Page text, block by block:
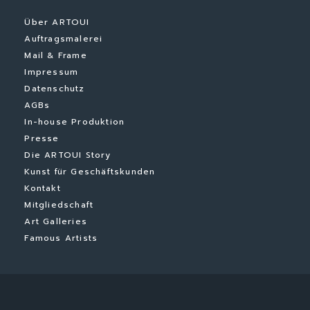
Über ARTOUI
Auftragsmalerei
Mail & Frame
Impressum
Datenschutz
AGBs
In-house Produktion
Presse
Die ARTOUI Story
Kunst für Geschäftskunden
Kontakt
Mitgliedschaft
Art Galleries
Famous Artists